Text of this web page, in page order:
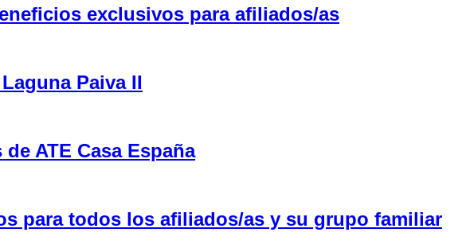
exclusivos para afiliados/as
Paiva II
ATE Casa España
para todos los afiliados/as y su grupo familiar